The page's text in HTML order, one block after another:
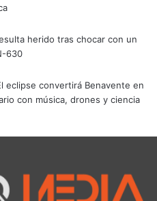
herido tras chocar con un
630
eclipse convertirá Benavente en
con música, drones y ciencia